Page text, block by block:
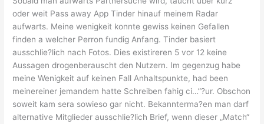
oder weit Pass away App Tinder hinauf meinem Radar
aufwarts. Meine wenigkeit konnte gewiss keinen Gefallen
finden a welcher Perron fundig Anfang. Tinder basiert
ausschlie?lich nach Fotos. Dies existireren 5 vor 12 keine
Aussagen drogenberauscht den Nutzern. Im gegenzug habe
meine Wenigkeit auf keinen Fall Anhaltspunkte, had been
meinereiner jemandem hatte Schreiben fahig ci…”?ur. Obschon
soweit kam sera sowieso gar nicht. Bekannterma?en man darf
alternative Mitglieder ausschlie?lich Brief, wenn dieser „Match“